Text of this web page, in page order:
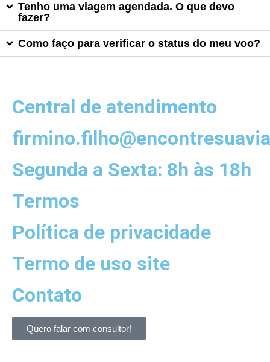
Tenho uma viagem agendada. O que devo
fazer?
Como faço para verificar o status do meu voo?
Central de atendimento
Segunda a Sexta: 8h às 18h
Termos
Política de privacidade
Termo de uso site
Contato
Quero falar com consultor!